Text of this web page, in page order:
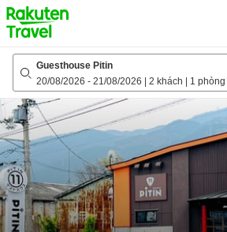
to
top
page
Guesthouse Pitin
20/08/2026 - 21/08/2026 2 khách 1 phòng